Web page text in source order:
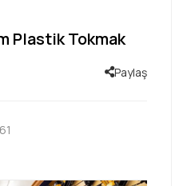
Plastik Tokmak
Paylaş